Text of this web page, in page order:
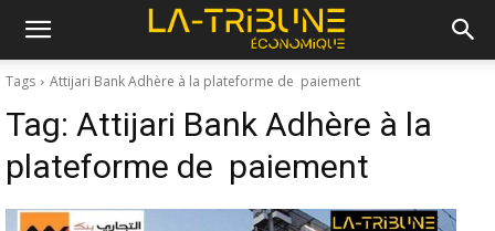
Tags Attijari Bank Adhère à la plateforme de paiement
Tag: Attijari Bank Adhère à la
plateforme de paiement